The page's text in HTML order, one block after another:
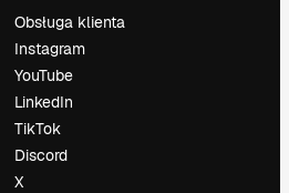
Obsługa klienta
Instagram
YouTube
LinkedIn
TikTok
Discord
X